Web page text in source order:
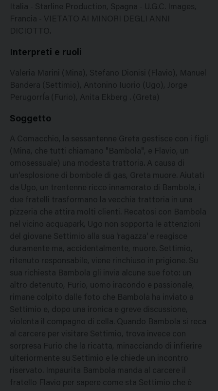
Italia - Starline Production, Spagna - U.G.C. Images,
Francia - VIETATO AI MINORI DEGLI ANNI
DICIOTTO.
Interpreti e ruoli
Valeria Marini (Mina), Stefano Dionisi (Flavio), Manuel
Bandera (Settimio), Antonino Iuorio (Ugo), Jorge
PerugorrÍa (Furio), Anita Ekberg . (Greta)
Soggetto
A Comacchio, la sessantenne Greta gestisce con i figli
(Mina, che tutti chiamano "Bambola", e Flavio, un
omosessuale) una modesta trattoria. A causa di
un'esplosione di bombole di gas, Greta muore. Aiutati
da Ugo, un trentenne ricco innamorato di Bambola, i
due fratelli trasformano la vecchia trattoria in una
pizzeria che attira molti clienti. Recatosi con Bambola
nel vicino acquapark, Ugo non sopporta le attenzioni
del giovane Settimio alla sua 'ragazza' e reagisce
duramente ma, accidentalmente, muore. Settimio,
ritenuto responsabile, viene rinchiuso in prigione. Su
sua richiesta Bambola gli invia alcune sue foto: un
altro detenuto, Furio, uomo iracondo e passionale,
rimane colpito dalle foto che Bambola ha inviato a
Settimio e, dopo una ironica e greve discussione,
violenta il compagno di cella. Quando Bambola si reca
al carcere per visitare Settimio, trova invece con
sorpresa Furio che la ricatta, minacciando di infierire
ulteriormente su Settimio e le chiede un incontro
riservato. Impaurita Bambola manda al carcere il
fratello Flavio per sapere come sta Settimio che è